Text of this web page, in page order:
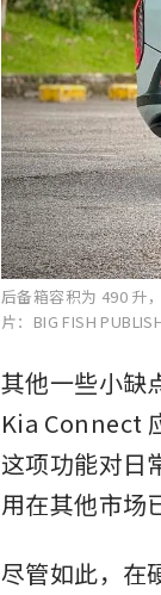
后备箱容积为 490 升
片：BIG FISH
其他一些小缺
Kia Connect
这项功能对日
用在其他市场
尽管如此，在